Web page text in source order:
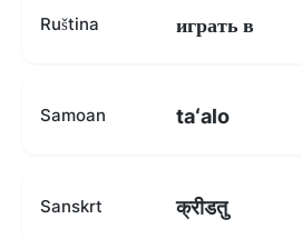
Ruština играть в
Samoan taʻalo
Sanskrt क्रीडतु